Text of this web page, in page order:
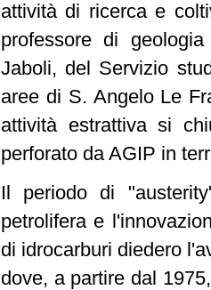
attività di ricerca e
professore di
Jaboli, del Servizio
aree di S. Angelo Le
attività estrattiva si
perforato da AGIP in
Il periodo di
petrolifera e
di idrocarburi diedero
dove, a partire dal